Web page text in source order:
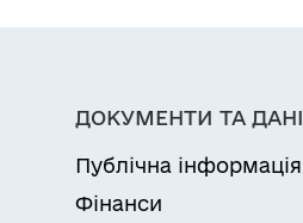
ДОКУМЕНТИ ТА ДАНІ
Публічна інформація
Фінанси